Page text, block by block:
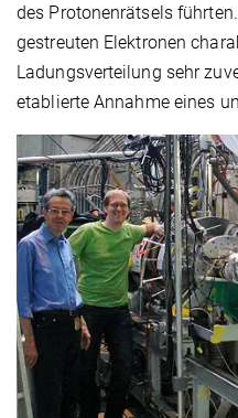
des Protonenrätsels
gestreuten Elektronen
Ladungsverteilung sehr
etablierte Annahme eines